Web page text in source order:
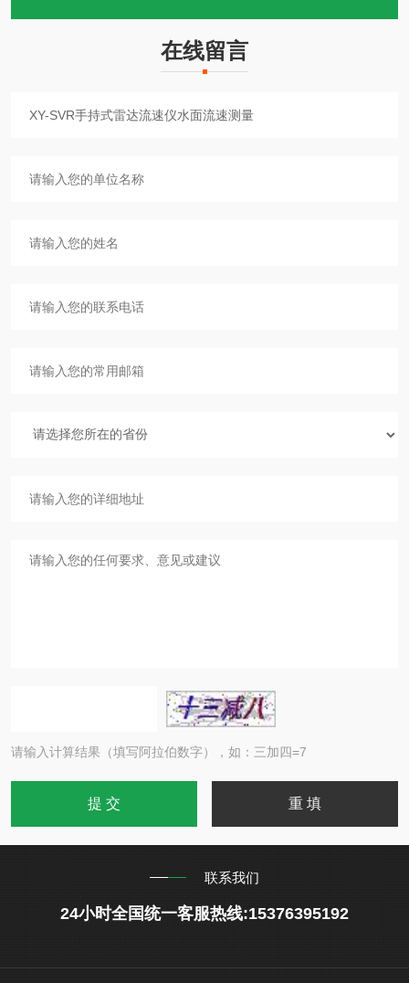
在线留言
请输入计算结果（填写阿拉伯数字），如：三加四=7
联系我们
24小时全国统一客服热线:15376395192